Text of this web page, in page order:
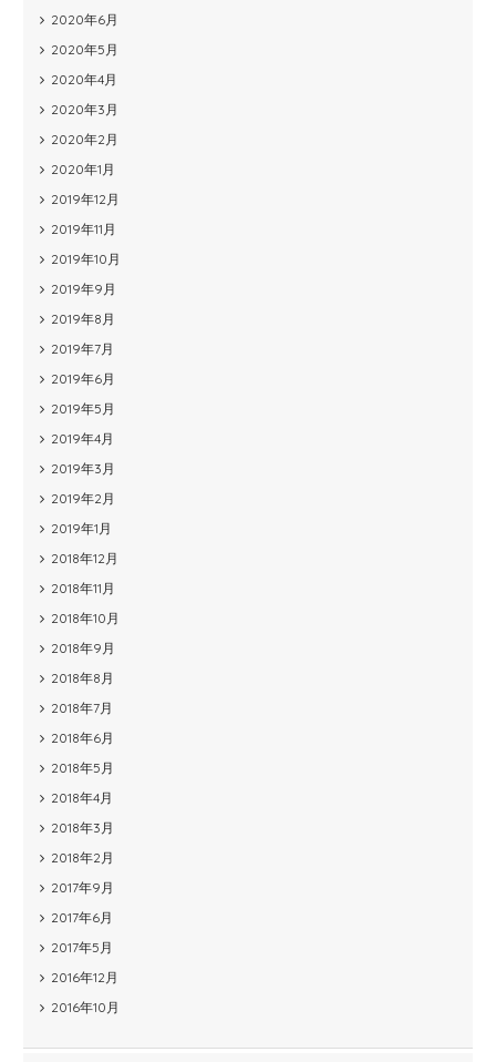
2020年6月
2020年5月
2020年4月
2020年3月
2020年2月
2020年1月
2019年12月
2019年11月
2019年10月
2019年9月
2019年8月
2019年7月
2019年6月
2019年5月
2019年4月
2019年3月
2019年2月
2019年1月
2018年12月
2018年11月
2018年10月
2018年9月
2018年8月
2018年7月
2018年6月
2018年5月
2018年4月
2018年3月
2018年2月
2017年9月
2017年6月
2017年5月
2016年12月
2016年10月